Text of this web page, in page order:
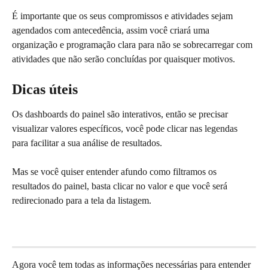
É importante que os seus compromissos e atividades sejam
agendados com antecedência, assim você criará uma
organização e programação clara para não se sobrecarregar com
atividades que não serão concluídas por quaisquer motivos.
Dicas úteis
Os dashboards do painel são interativos, então se precisar
visualizar valores específicos, você pode clicar nas legendas
para facilitar a sua análise de resultados.
Mas se você quiser entender afundo como filtramos os
resultados do painel, basta clicar no valor e que você será
redirecionado para a tela da listagem.
Agora você tem todas as informações necessárias para entender